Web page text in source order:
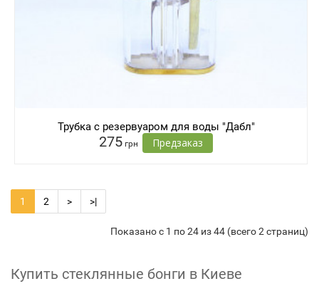
Трубка с резервуаром для воды "Дабл"
275 грн Предзаказ
1 2 > >|
Показано с 1 по 24 из 44 (всего 2 страниц)
Купить стеклянные бонги в Киеве